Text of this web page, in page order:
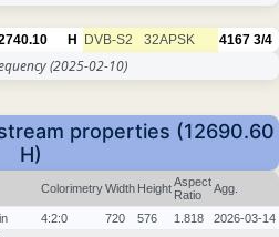
H DVB-S2 32APSK 4167 3/4
(2025-02-10)
properties (12690.60
H)
ColorimetryWidth HeightAspect
Ratio
Agg.
4:2:0 720 576 1.818 2026-03-14